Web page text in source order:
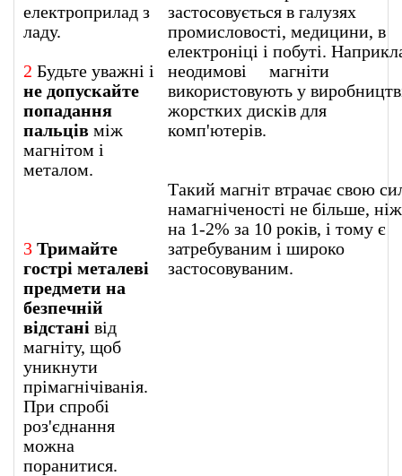
електроприлад з
ладу.
2 Будьте уважні і
не допускайте
попадання
пальців між
магнітом і
металом.
3 Тримайте
гострі металеві
предмети на
безпечній
відстані від
магніту, щоб
уникнути
прімагнічіванія.
При спробі
роз'єднання
можна
поранитися.
застосовується в галузях
промисловості, медицини, в
електроніці і побуті.
неодимові магніти
використовують у
жорстких дисків для
Такий магніт втрачає свою
намагніченості не більше, ніж
на 1-2% за 10 років, і тому є
затребуваним і широко
застосовуваним.